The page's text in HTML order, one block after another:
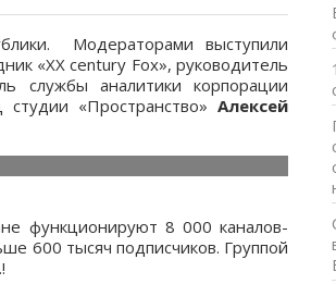
Модераторами выступили
«ХХ century Fox», руководитель
службы аналитики корпорации
«Пространство» Алексей
функционируют 8 000 каналов-
600 тысяч подписчиков. Группой